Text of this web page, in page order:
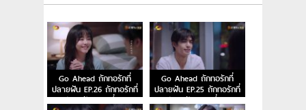
Go Ahead ถักทอรักที่
ปลายฝัน EP.26 ถักทอรักที่
ปลายฝัน ตอนที่ 26
Go Ahead ถักทอรักที่
ปลายฝัน EP.25 ถักทอรักที่
ปลายฝัน ตอนที่ 25